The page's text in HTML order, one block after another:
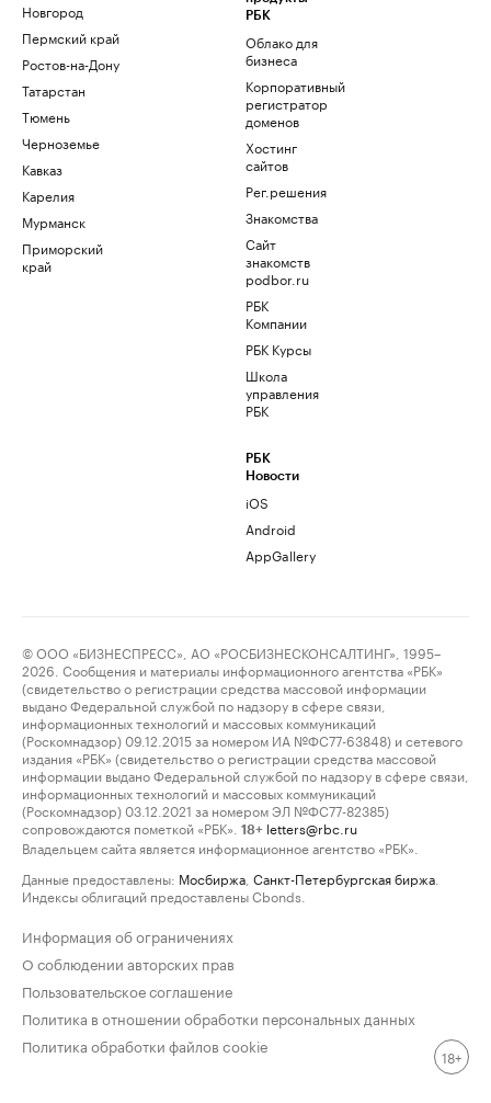
Новгород
Пермский край
Ростов-на-Дону
Татарстан
Тюмень
Черноземье
Кавказ
Карелия
Мурманск
Приморский
край
РБК
Облако для
бизнеса
Корпоративный
регистратор
доменов
Хостинг
сайтов
Рег.решения
Знакомства
Сайт
знакомств
podbor.ru
РБК
Компании
РБК Курсы
Школа
управления
РБК
РБК
Новости
iOS
Android
AppGallery
© ООО «БИЗНЕСПРЕСС», АО «РОСБИЗНЕСКОНСАЛТИНГ», 1995–
2026. Сообщения и материалы информационного агентства «РБК»
(свидетельство о регистрации средства массовой информации
выдано Федеральной службой по надзору в сфере связи,
информационных технологий и массовых коммуникаций
(Роскомнадзор) 09.12.2015 за номером ИА №ФС77-63848) и сетевого
издания «РБК» (свидетельство о регистрации средства массовой
информации выдано Федеральной службой по надзору в сфере связи,
информационных технологий и массовых коммуникаций
(Роскомнадзор) 03.12.2021 за номером ЭЛ №ФС77-82385)
сопровождаются пометкой «РБК».
18+ letters@rbc.ru
Владельцем сайта является информационное агентство «РБК».
Данные предоставлены: Мосбиржа Санкт-Петербургская биржа
Индексы облигаций предоставлены Cbonds.
Информация об ограничениях
О соблюдении авторских прав
Пользовательское соглашение
Политика в отношении обработки персональных данных
Политика обработки файлов cookie
18+